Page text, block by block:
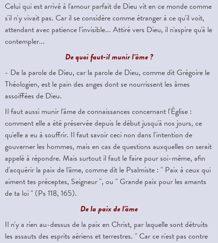
Celui qui est arrivé à l'amour parfait de Dieu vit en ce monde comme
s'il n'y vivait pas. Car il se considère comme étranger à ce qu'il voit,
attendant avec patience l'invisible... Attiré vers Dieu, il n'aspire qu'à le
contempler...
De quoi faut-il munir l’âme ?
- De la parole de Dieu, car la parole de Dieu, comme dit Grégoire le
Théologien, est le pain des anges dont se nourrissent les âmes
assoiffées de Dieu.
Il faut aussi munir l'âme de connaissances concernant l'Église :
comment elle a été préservée depuis le début jusqu'à nos jours, ce
qu'elle a eu à souffrir. Il faut savoir ceci non dans l'intention de
gouverner les hommes, mais en cas de questions auxquelles on serait
appelé à répondre. Mais surtout il faut le faire pour soi-même, afin
d'acquérir la paix de l'âme, comme dit le Psalmiste : " Paix à ceux qui
aiment tes préceptes, Seigneur ", ou " Grande paix pour les amants
de ta loi " (Ps 118, 165).
De la paix de l'âme
Il n'y a rien au-dessus de la paix en Christ, par laquelle sont détruits
les assauts des esprits aériens et terrestres. " Car ce n'est pas contre